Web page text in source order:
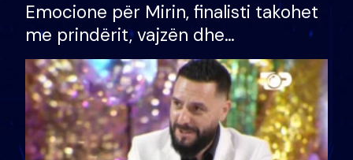
Emocione për Mirin, finalisti takohet
me prindërit, vajzën dhe
bashkëshorten: S’kemi ndonjë letër
divorci apo jo?